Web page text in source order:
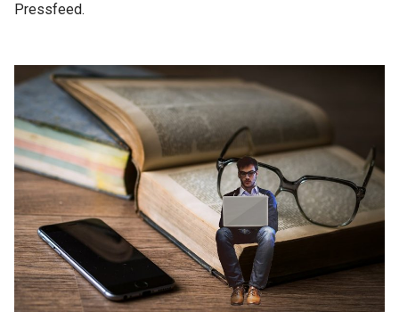
Pressfeed.